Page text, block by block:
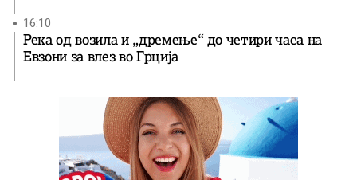
16:10
Река од возила и „дремење“ до четири часа на
Евзони за влез во Грција